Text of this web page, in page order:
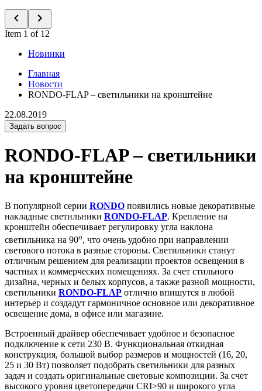
Item 1 of 12
Новинки
Главная
Новости
RONDO-FLAP – светильники на кронштейне
22.08.2019
Задать вопрос
RONDO-FLAP – светильники
на кронштейне
В популярной серии RONDO появились новые декоративные
накладные светильники RONDO-FLAP. Крепление на
кронштейн обеспечивает регулировку угла наклона
светильника на 90o, что очень удобно при направлении
светового потока в разные стороны. Светильники станут
отличным решением для реализации проектов освещения в
частных и коммерческих помещениях. За счет стильного
дизайна, черных и белых корпусов, а также разной мощности,
светильники RONDO-FLAP отлично впишутся в любой
интерьер и создадут гармоничное основное или декоративное
освещение дома, в офисе или магазине.
Встроенный драйвер обеспечивает удобное и безопасное
подключение к сети 230 В. Функциональная откидная
конструкция, большой выбор размеров и мощностей (16, 20,
25 и 30 Вт) позволяет подобрать светильники для разных
задач и создать оригинальные световые композиции. За счет
высокого уровня цветопередачи CRI>90 и широкого угла